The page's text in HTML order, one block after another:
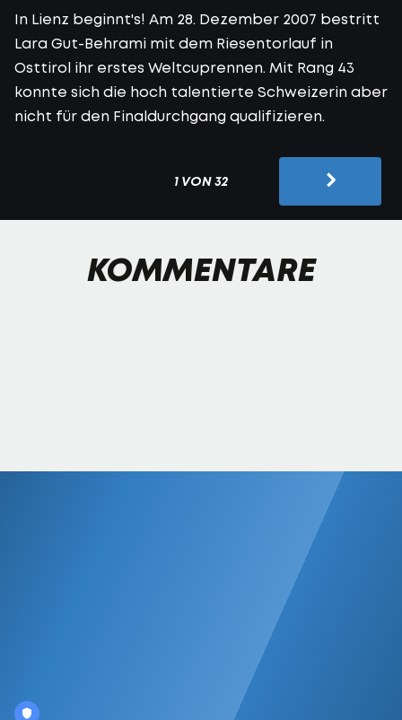
In Lienz beginnt's! Am 28. Dezember 2007 bestritt
Lara Gut-Behrami mit dem Riesentorlauf in
Osttirol ihr erstes Weltcuprennen. Mit Rang 43
konnte sich die hoch talentierte Schweizerin aber
nicht für den Finaldurchgang qualifizieren.
1 VON 32
KOMMENTARE